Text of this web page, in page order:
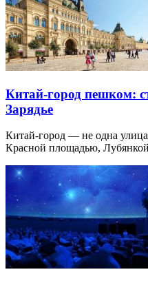
Китай-город пешком:
Зарядье
Китай-город — не одна
Красной площадью,